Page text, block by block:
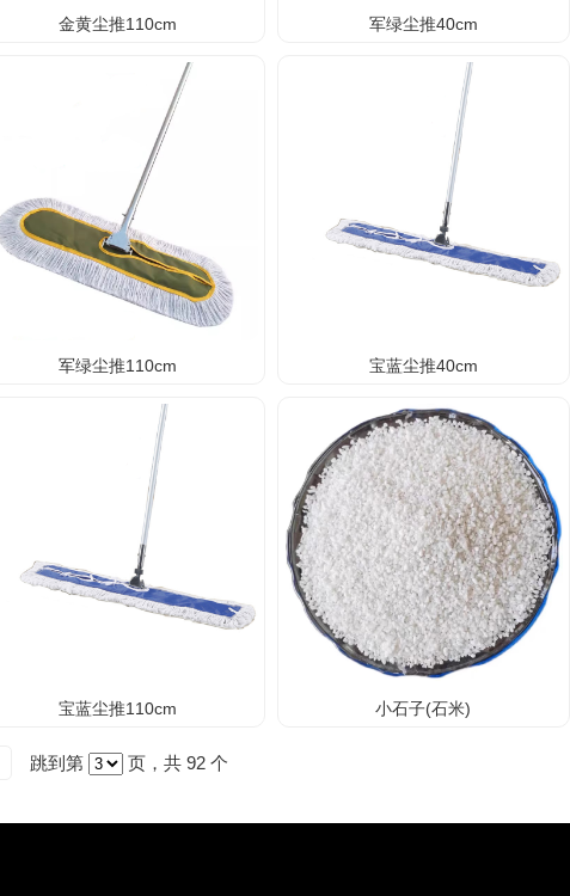
金黄尘推110cm 军绿尘推40cm
军绿尘推110cm 宝蓝尘推40cm
宝蓝尘推110cm 小石子(石米)
跳到第 页，共 92 个